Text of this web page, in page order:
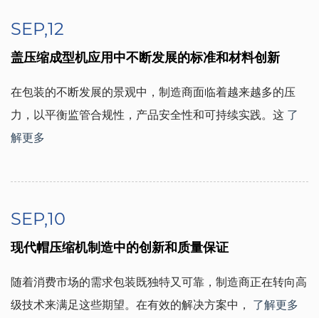
SEP,12
盖压缩成型机应用中不断发展的标准和材料创新
在包装的不断发展的景观中，制造商面临着越来越多的压
力，以平衡监管合规性，产品安全性和可持续实践。这 了
解更多
SEP,10
现代帽压缩机制造中的创新和质量保证
随着消费市场的需求包装既独特又可靠，制造商正在转向高
级技术来满足这些期望。在有效的解决方案中， 了解更多